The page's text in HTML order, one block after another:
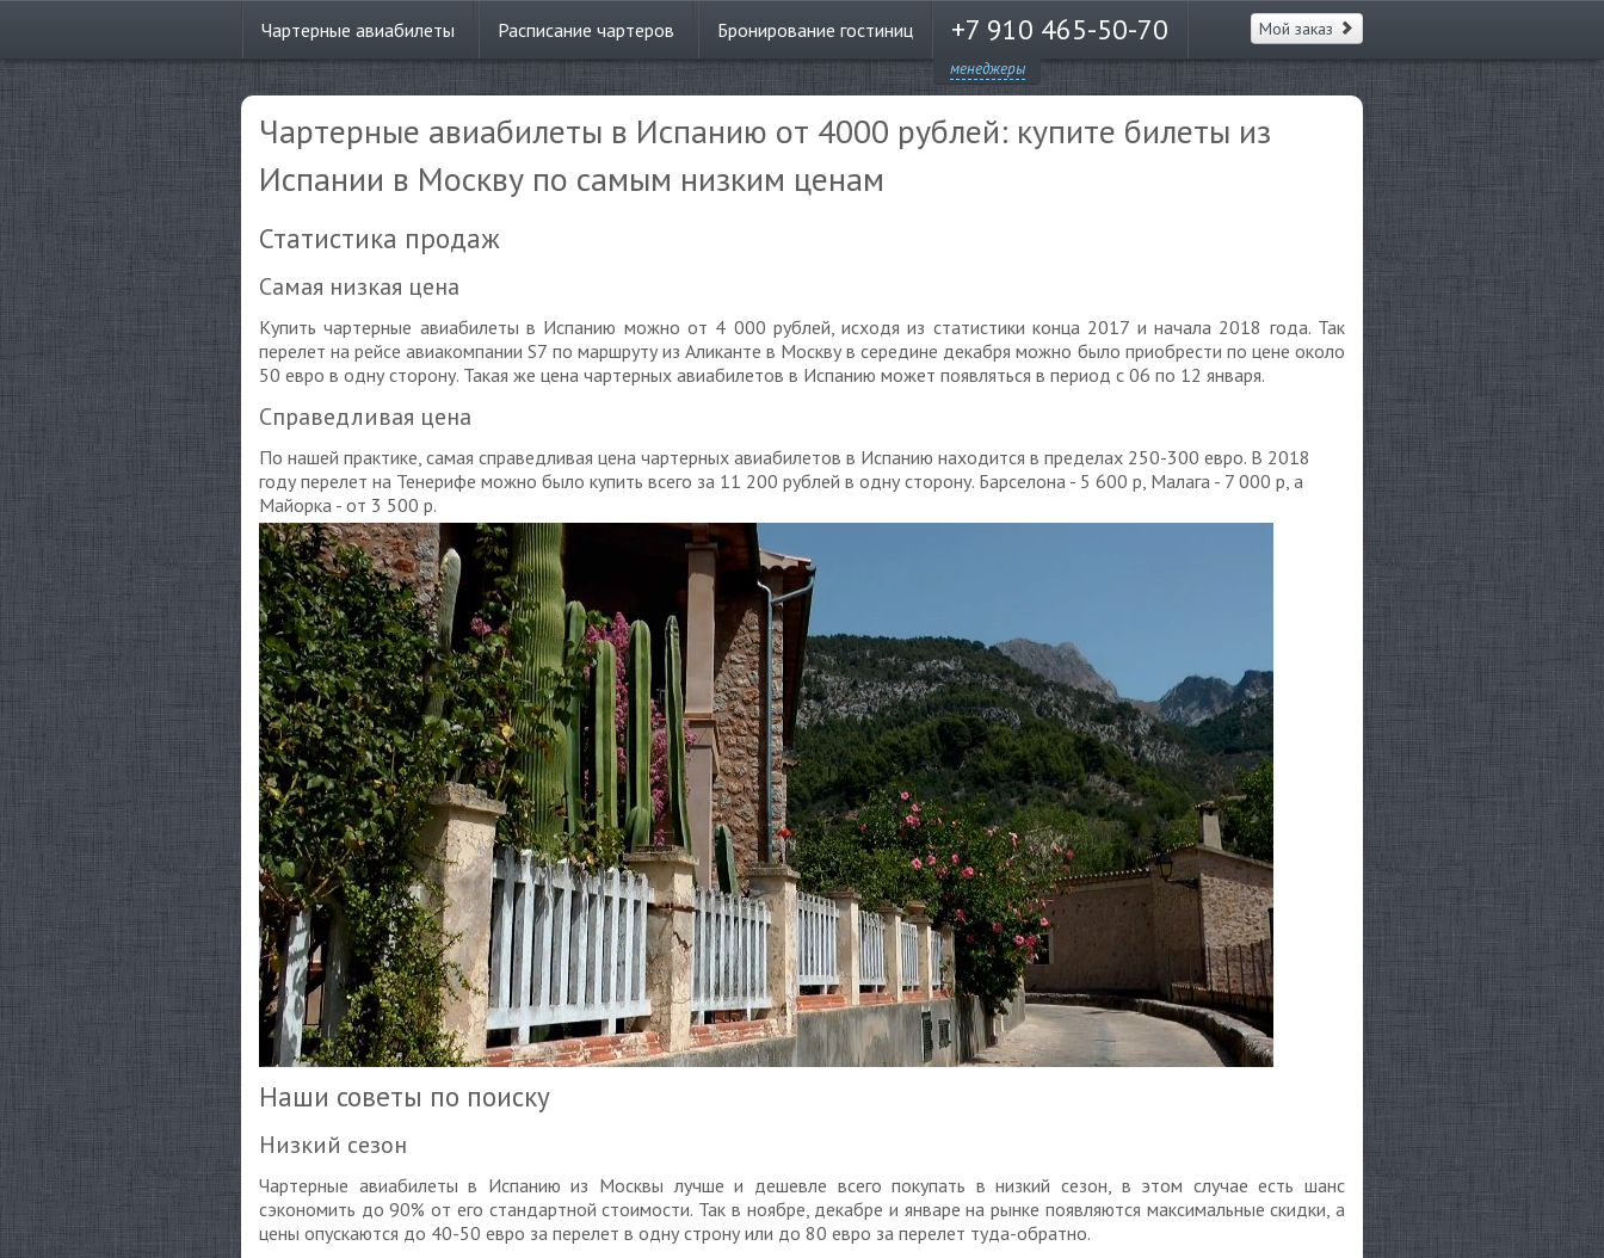
Чартерные авиабилеты Расписание чартеров Бронирование гостиниц +7 910 465-50-70
менеджеры
Мой заказ
Чартерные авиабилеты в Испанию от 4000 рублей: купите билеты из
Испании в Москву по самым низким ценам
Статистика продаж
Самая низкая цена
Купить чартерные авиабилеты в Испанию можно от 4 000 рублей, исходя из статистики конца 2017 и начала 2018 года. Так
перелет на рейсе авиакомпании S7 по маршруту из Аликанте в Москву в середине декабря можно было приобрести по цене около
50 евро в одну сторону. Такая же цена чартерных авиабилетов в Испанию может появляться в период с 06 по 12 января.
Справедливая цена
По нашей практике, самая справедливая цена чартерных авиабилетов в Испанию находится в пределах 250-300 евро. В 2018
году перелет на Тенерифе можно было купить всего за 11 200 рублей в одну сторону. Барселона - 5 600 р, Малага - 7 000 р, а
Майорка - от 3 500 р.
Наши советы по поиску
Низкий сезон
Чартерные авиабилеты в Испанию из Москвы лучше и дешевле всего покупать в низкий сезон, в этом случае есть шанс
сэкономить до 90% от его стандартной стоимости. Так в ноябре, декабре и январе на рынке появляются максимальные скидки, а
цены опускаются до 40-50 евро за перелет в одну строну или до 80 евро за перелет туда-обратно.